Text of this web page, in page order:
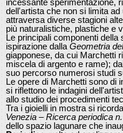
incessante sperimentazione,
dell'artista che non si limita
attraversa diverse stagioni
più naturalistiche, plastiche e
Le principali componenti
ispirazione dalla Geometria
giapponese, da cui Marchetti
miscela di argento e rame);
suo percorso numerosi studi
Le opere di Marchetti sono di
si riflettono le indagini
allo studio dei procedimenti
Tra i gioielli in mostra si
Venezia –Ricerca periodica
dello spazio lagunare che